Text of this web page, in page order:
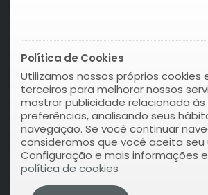
Política de Cookies
Utilizamos nossos próprios cookies
terceiros para melhorar nossos
mostrar publicidade relacionada às
preferências, analisando seus
navegação. Se você continuar
consideramos que você aceita seu
Configuração e mais informações
política de cookies